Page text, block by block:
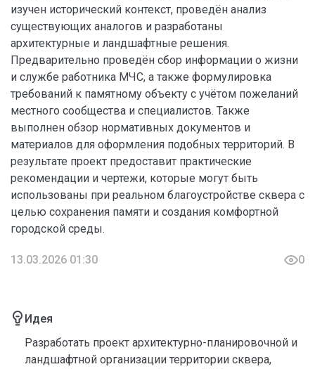
изучен исторический контекст, проведён анализ
существующих аналогов и разработаны
архитектурные и ландшафтные решения.
Предварительно проведён сбор информации о жизни
и службе работника МЧС, а также формулировка
требований к памятному объекту с учётом пожеланий
местного сообщества и специалистов. Также
выполнен обзор нормативных документов и
материалов для оформления подобных территорий. В
результате проект предоставит практические
рекомендации и чертежи, которые могут быть
использованы при реальном благоустройстве сквера с
целью сохранения памяти и создания комфортной
городской среды.
13.03.2026 01:30 0
Идея
Разработать проект архитектурно-планировочной и
ландшафтной организации территории сквера,